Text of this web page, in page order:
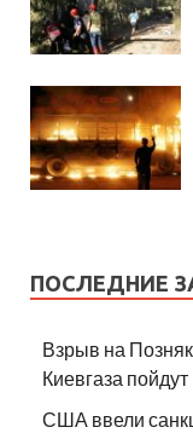
ПОСЛЕДНИЕ
Взрыв на
Киевгаза пойдут
США ввели